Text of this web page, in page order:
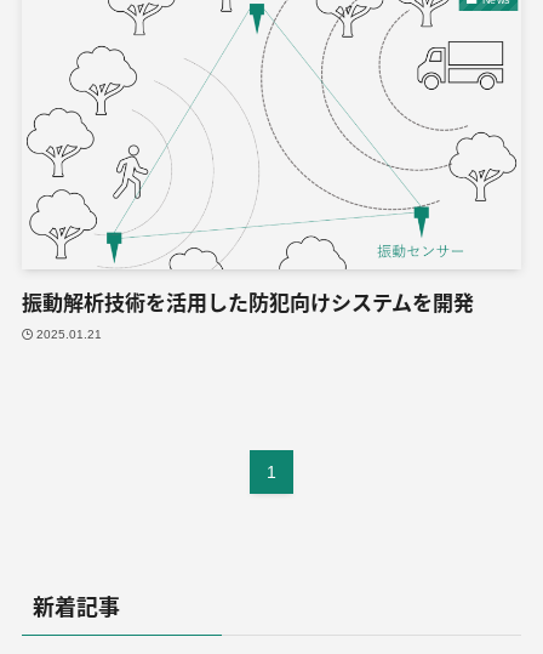
振動解析技術を活用した防犯向けシステムを開発
2025.01.21
1
新着記事